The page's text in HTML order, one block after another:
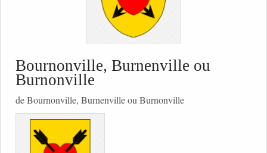
Bournonville, Burnenville ou
Burnonville
de Bournonville, Burnenville ou Burnonville